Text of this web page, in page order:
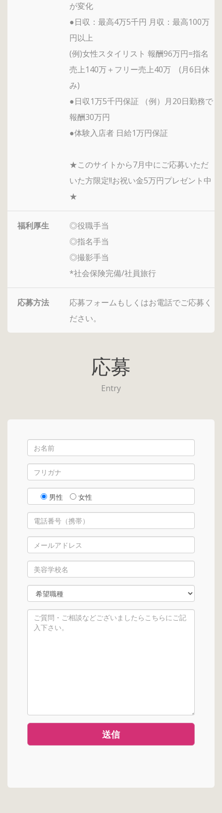
が変化
●日収：最高4万5千円 月収：最高100万
円以上
(例)女性スタイリスト 報酬96万円=指名
売上140万＋フリー売上40万 (月6日休
み)
●日収1万5千円保証 （例）月20日勤務で
報酬30万円
●体験入店者 日給1万円保証
★このサイトから7月中にご応募いただ
いた方限定!!お祝い金5万円プレゼント中
★
福利厚生
◎役職手当
◎指名手当
◎撮影手当
*社会保険完備/社員旅行
応募方法
応募フォームもしくはお電話でご応募く
ださい。
応募
Entry
男性 女性